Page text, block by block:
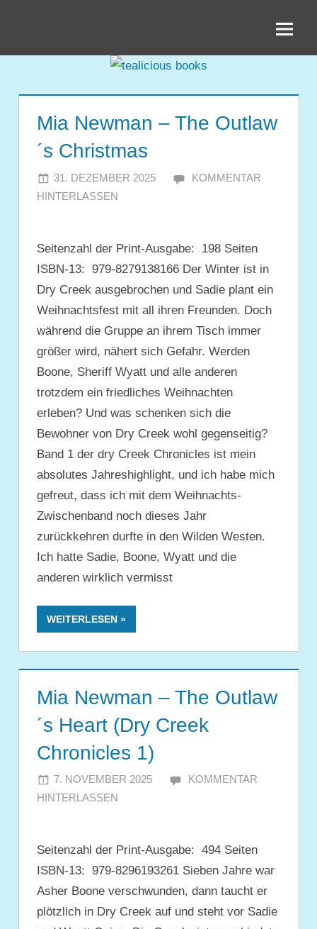
books
Mia Newman – The Outlaw
´s Christmas
31. DEZEMBER 2025 JULIA
KOMMENTAR
HINTERLASSEN
Seitenzahl der Print-Ausgabe: ‎ 198 Seiten
ISBN-13: ‎ 979-8279138166 Der Winter ist in
Dry Creek ausgebrochen und Sadie plant ein
Weihnachtsfest mit all ihren Freunden. Doch
während die Gruppe an ihrem Tisch immer
größer wird, nähert sich Gefahr. Werden
Boone, Sheriff Wyatt und alle anderen
trotzdem ein friedliches Weihnachten
erleben? Und was schenken sich die
Bewohner von Dry Creek wohl gegenseitig?
Band 1 der dry Creek Chronicles ist mein
absolutes Jahreshighlight, und ich habe mich
gefreut, dass ich mit dem Weihnachts-
Zwischenband noch dieses Jahr
zurückkehren durfte in den Wilden Westen.
Ich hatte Sadie, Boone, Wyatt und die
anderen wirklich vermisst
WEITERLESEN
Mia Newman – The Outlaw
´s Heart (Dry Creek
Chronicles 1)
7. NOVEMBER 2025 JULIA
KOMMENTAR
HINTERLASSEN
Seitenzahl der Print-Ausgabe‏: ‎ 494 Seiten
ISBN-13: ‎ 979-8296193261 Sieben Jahre war
Asher Boone verschwunden, dann taucht er
plötzlich in Dry Creek auf und steht vor Sadie